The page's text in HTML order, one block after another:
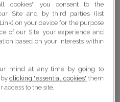
cookies", you consent to the
Site and by third parties (list
on your device for the purpose
of our Site, your experience and
based on your interests within
mind at any time by going to
byclicking "essential cookies" them
access to the site.